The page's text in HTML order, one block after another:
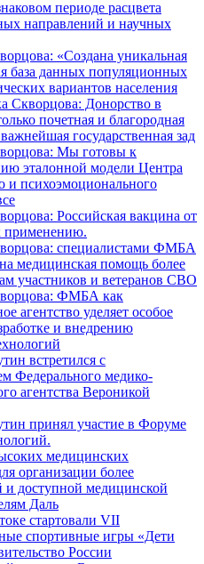
периоде расцвета
направлений и научных
«Создана уникальная
база данных популяционных
вариантов населения
Донорство в
почетная и благородная
государственная зад
Мы готовы к
эталонной модели Центра
и психоэмоционального
Российская вакцина от
применению.
специалистами ФМБА
медицинская помощь более
участников и ветеранов СВО
ФМБА как
агентство уделяет особое
и внедрению
встретился с
Федерального медико-
агентства Вероникой
принял участие в Форуме
медицинских
организации более
и доступной медицинской
Даль
стартовали VII
спортивные игры «Дети
России